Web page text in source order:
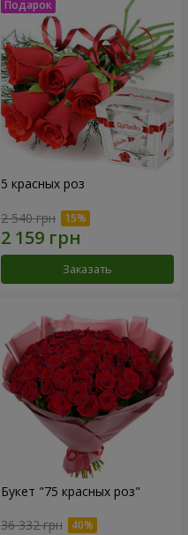
5 красных роз
2 540 грн
Заказать
Букет "75 красных роз"
36 332 грн